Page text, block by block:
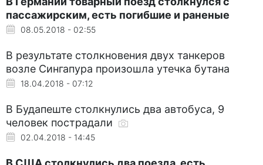
пассажирским, есть погибшие и раненые
08.05.2018 - 02:55
В результате столкновения двух танкеров
возле Сингапура произошла утечка бутана
18.04.2018 - 07:12
В Будапеште столкнулись два автобуса, 9
человек пострадали
02.04.2018 - 14:45